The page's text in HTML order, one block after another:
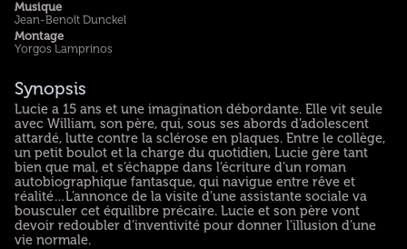
Musique
Jean-Benoît Dunckel
Montage
Yorgos Lamprinos
Synopsis
Lucie a 15 ans et une imagination débordante. Elle vit seule
avec William, son père, qui, sous ses abords d’adolescent
attardé, lutte contre la sclérose en plaques. Entre le collège,
un petit boulot et la charge du quotidien, Lucie gère tant
bien que mal, et s’échappe dans l’écriture d’un roman
autobiographique fantasque, qui navigue entre rêve et
réalité…L’annonce de la visite d’une assistante sociale va
bousculer cet équilibre précaire. Lucie et son père vont
devoir redoubler d’inventivité pour donner l’illusion d’une
vie normale.